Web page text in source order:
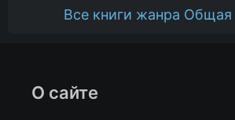
Все книги жанра Общая
О сайте